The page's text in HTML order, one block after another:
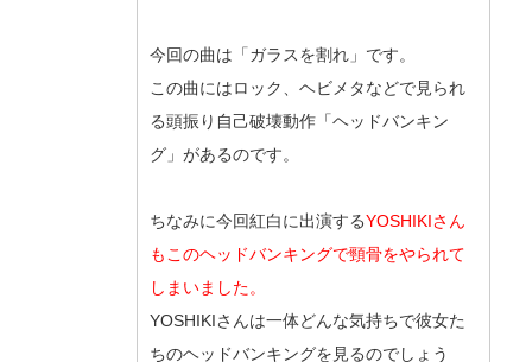
今回の曲は「ガラスを割れ」です。
この曲にはロック、ヘビメタなどで見られ
る頭振り自己破壊動作「ヘッドバンキン
グ」があるのです。
ちなみに今回紅白に出演するYOSHIKIさん
もこのヘッドバンキングで頸骨をやられて
しまいました。
YOSHIKIさんは一体どんな気持ちで彼女た
ちのヘッドバンキングを見るのでしょう